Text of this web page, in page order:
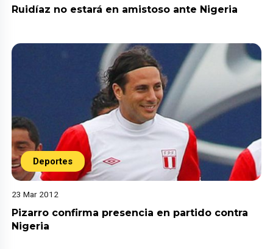
Ruidíaz no estará en amistoso ante Nigeria
Deportes
23 Mar 2012
Pizarro confirma presencia en partido contra
Nigeria